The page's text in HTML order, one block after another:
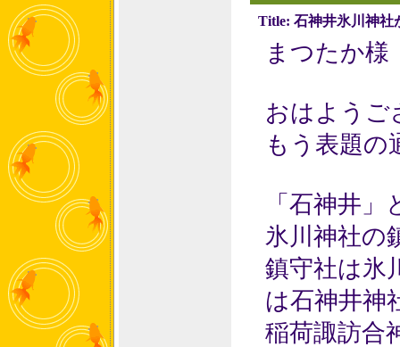
Title: 石神井氷川神社
まつたか様
おはようご
もう表題の
「石神井
氷川神社の
鎮守社は氷
は石神井神
稲荷諏訪合